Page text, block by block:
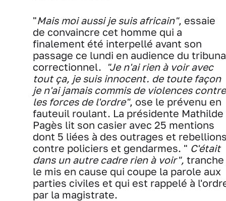
"Mais moi aussi je suis africain", essaie
de convaincre cet homme qui a
finalement été interpellé avant son
passage ce lundi en audience du
correctionnel.
"Je n'ai rien à voir avec
tout ça, je suis innocent. de toute façon
je n'ai jamais commis de violences contre
les forces de l'ordre", ose le prévenu en
fauteuil roulant. La présidente Mathilde
Pagès lit son casier avec 25 mentions
dont 5 liées à des outrages et
contre policiers et gendarmes. " C'était
dans un autre cadre rien à voir", tranche
le mis en cause qui coupe la parole aux
parties civiles et qui est rappelé à
par la magistrate.